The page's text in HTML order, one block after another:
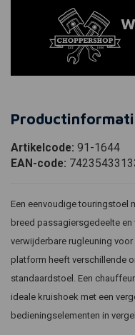
Artikelcode: 91-1644
EAN-code:
Een eenvoudige touringstoel
breed passagiersgedeelte
verwijderbare rugleuning
platform heeft verschillende
standaardstoel. Een
ideale kruishoek met een
bedieningselementen in